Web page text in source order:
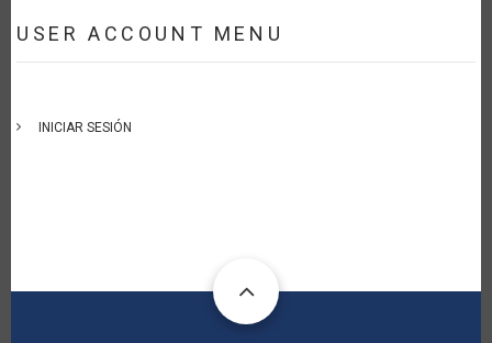
USER ACCOUNT MENU
INICIAR SESIÓN